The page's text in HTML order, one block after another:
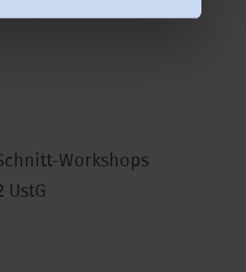
Workshops
UstG